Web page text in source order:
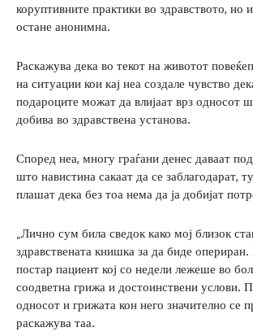
коруптивните практики во здравството, но
остане анонимна.
Раскажува дека во текот на животот
на ситуации кои кај неа создале чувство
подароците можат да влијаат врз односот
добива во здравствена установа.
Според неа, многу граѓани денес даваат
што навистина сакаат да се заблагодарат,
плашат дека без тоа нема да ја добијат
„Лично сум била сведок како мој близок
здравствената книшка за да биде
постар пациент кој со недели лежеше во
соодветна грижа и достоинствени услови.
односот и грижата кон него значително се
раскажува таа.